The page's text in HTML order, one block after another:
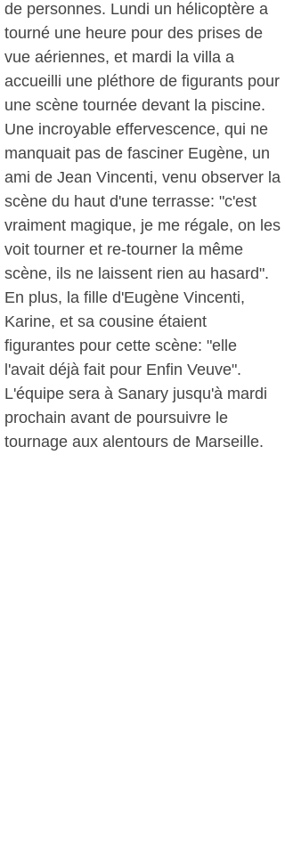
de personnes. Lundi un hélicoptère a
tourné une heure pour des prises de
vue aériennes, et mardi la villa a
accueilli une pléthore de figurants pour
une scène tournée devant la piscine.
Une incroyable effervescence, qui ne
manquait pas de fasciner Eugène, un
ami de Jean Vincenti, venu observer la
scène du haut d'une terrasse: "c'est
vraiment magique, je me régale, on les
voit tourner et re-tourner la même
scène, ils ne laissent rien au hasard".
En plus, la fille d'Eugène Vincenti,
Karine, et sa cousine étaient
figurantes pour cette scène: "elle
l'avait déjà fait pour Enfin Veuve".
L'équipe sera à Sanary jusqu'à mardi
prochain avant de poursuivre le
tournage aux alentours de Marseille.